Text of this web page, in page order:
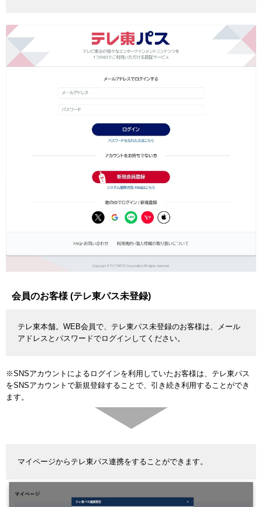
会員のお客様 (テレ東パス未登録)
テレ東本舗。WEB会員で、テレ東パス未登録のお客様は、メール
アドレスとパスワードでログインしてください。
※SNSアカウントによるログインを利用していたお客様は、テレ東パス
をSNSアカウントで新規登録することで、引き続き利用することができ
ます。
マイページからテレ東パス連携をすることができます。